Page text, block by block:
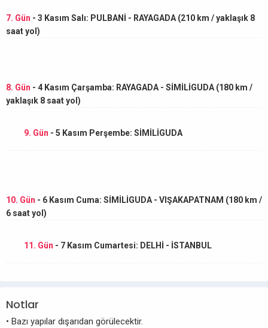
7. Gün - 3 Kasım Salı: PULBANİ - RAYAGADA (210 km / yaklaşık 8
saat yol)
8. Gün - 4 Kasım Çarşamba: RAYAGADA - SİMİLİGUDA (180 km /
yaklaşık 8 saat yol)
9. Gün - 5 Kasım Perşembe: SİMİLİGUDA
10. Gün - 6 Kasım Cuma: SİMİLİGUDA - VIŞAKAPATNAM (180 km /
6 saat yol)
11. Gün - 7 Kasım Cumartesi: DELHİ - İSTANBUL
Notlar
• Bazı yapılar dışarıdan görülecektir.